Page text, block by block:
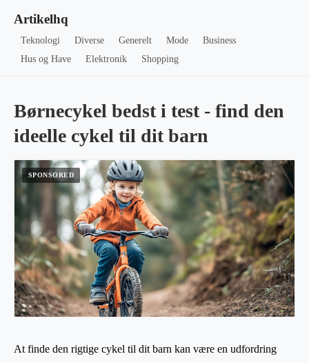
Artikelhq
Teknologi Diverse Generelt Mode
Business
Hus og Have
Elektronik Shopping
Børnecykel bedst i test - find den
ideelle cykel til dit barn
At finde den rigtige cykel til dit barn kan være en udfordring